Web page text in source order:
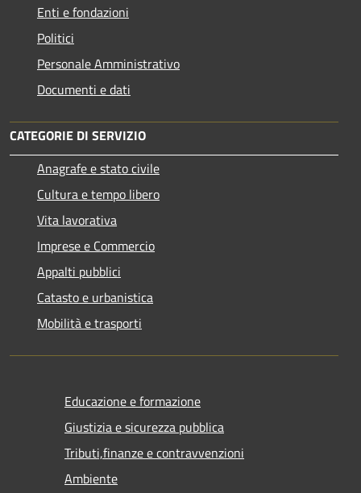
Enti e fondazioni
Politici
Personale Amministrativo
Documenti e dati
CATEGORIE DI SERVIZIO
Anagrafe e stato civile
Cultura e tempo libero
Vita lavorativa
Imprese e Commercio
Appalti pubblici
Catasto e urbanistica
Mobilità e trasporti
Educazione e formazione
Giustizia e sicurezza pubblica
Tributi,finanze e contravvenzioni
Ambiente